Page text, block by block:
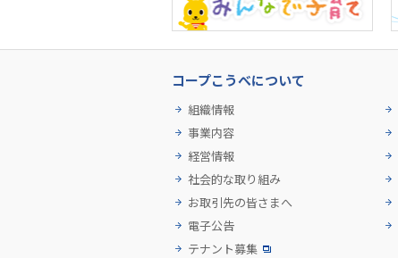
コープこうべについて
組織情報
事業内容
経営情報
社会的な取り組み
お取引先の皆さまへ
電子公告
テナント募集